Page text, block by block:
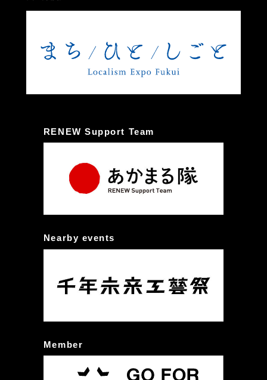
RENEW Support Team
Nearby events
Member